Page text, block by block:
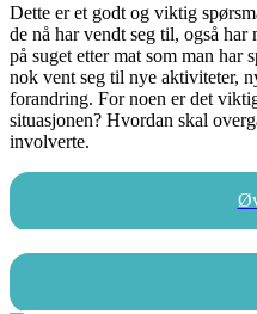
Dette er et godt og viktig
de nå har vendt seg til, også
på suget etter mat som man har
nok vent seg til nye aktiviteter,
forandring. For noen er det
situasjonen? Hvordan skal
involverte.